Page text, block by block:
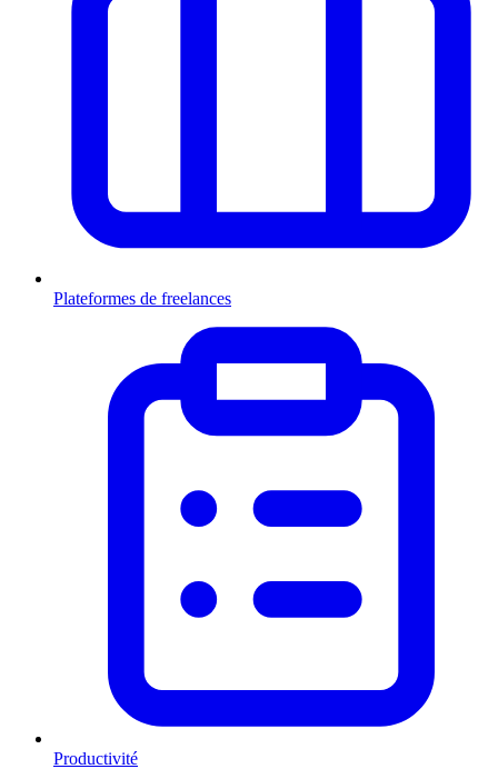
Plateformes de freelances
Productivité